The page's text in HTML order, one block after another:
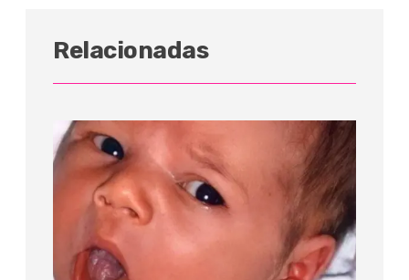
Relacionadas